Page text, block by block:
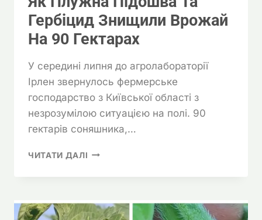
Гербіцид Знищили Врожай
На 90 Гектарах
У середині липня до агролабораторії
Ірлен звернулось фермерське
господарство з Київської області з
незрозумілою ситуацією на полі. 90
гектарів соняшника,…
ЧИТАТИ ДАЛІ СОНЯШНИК
ЯК
ПЛУЖНА